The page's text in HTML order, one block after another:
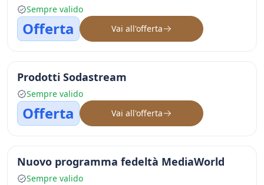
Sempre valido
Offerta Vai all'offerta
Prodotti Sodastream
Sempre valido
Offerta Vai all'offerta
Nuovo programma fedeltà MediaWorld
Sempre valido